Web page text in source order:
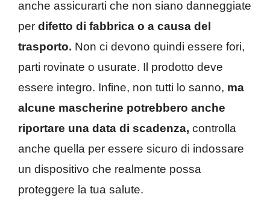
anche assicurarti che non siano danneggiate
per difetto di fabbrica o a causa del
trasporto. Non ci devono quindi essere fori,
parti rovinate o usurate. Il prodotto deve
essere integro. Infine, non tutti lo sanno, ma
alcune mascherine potrebbero anche
riportare una data di scadenza, controlla
anche quella per essere sicuro di indossare
un dispositivo che realmente possa
proteggere la tua salute.